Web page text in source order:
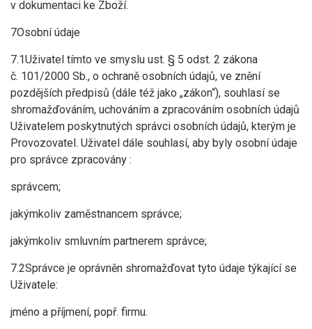
v dokumentaci ke Zboží.
7Osobní údaje
7.1Uživatel tímto ve smyslu ust. § 5 odst. 2 zákona
č. 101/2000 Sb., o ochraně osobních údajů, ve znění
pozdějších předpisů (dále též jako „zákon“), souhlasí se
shromažďováním, uchováním a zpracováním osobních údajů
Uživatelem poskytnutých správci osobních údajů, kterým je
Provozovatel. Uživatel dále souhlasí, aby byly osobní údaje
pro správce zpracovány :
správcem;
jakýmkoliv zaměstnancem správce;
jakýmkoliv smluvním partnerem správce;
7.2Správce je oprávněn shromažďovat tyto údaje týkající se
Uživatele:
jméno a příjmení, popř. firmu.